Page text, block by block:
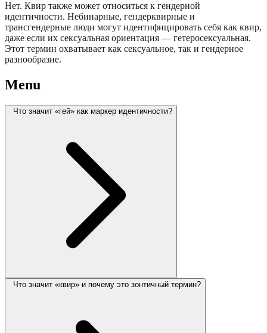
Нет. Квир также может относиться к гендерной
идентичности. Небинарные, гендерквирные и
трансгендерные люди могут идентифицировать себя как квир,
даже если их сексуальная ориентация — гетеросексуальная.
Этот термин охватывает как сексуальное, так и гендерное
разнообразие.
Menu
Что значит «гей» как маркер идентичности?
Что значит «квир» и почему это зонтичный термин?